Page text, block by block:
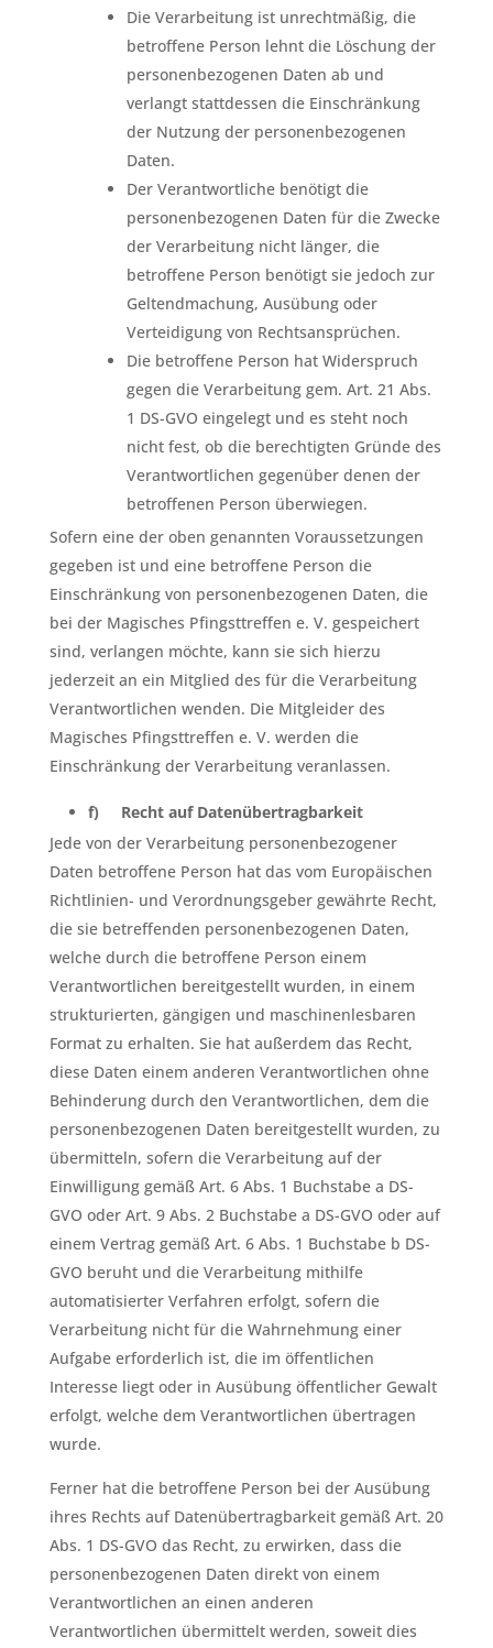
Die Verarbeitung ist unrechtmäßig, die
betroffene Person lehnt die Löschung der
personenbezogenen Daten ab und
verlangt stattdessen die Einschränkung
der Nutzung der personenbezogenen
Daten.
Der Verantwortliche benötigt die
personenbezogenen Daten für die Zwecke
der Verarbeitung nicht länger, die
betroffene Person benötigt sie jedoch zur
Geltendmachung, Ausübung oder
Verteidigung von Rechtsansprüchen.
Die betroffene Person hat Widerspruch
gegen die Verarbeitung gem. Art. 21 Abs.
1 DS-GVO eingelegt und es steht noch
nicht fest, ob die berechtigten Gründe des
Verantwortlichen gegenüber denen der
betroffenen Person überwiegen.
Sofern eine der oben genannten Voraussetzungen
gegeben ist und eine betroffene Person die
Einschränkung von personenbezogenen Daten, die
bei der Magisches Pfingsttreffen e. V. gespeichert
sind, verlangen möchte, kann sie sich hierzu
jederzeit an ein Mitglied des für die Verarbeitung
Verantwortlichen wenden. Die Mitgleider des
Magisches Pfingsttreffen e. V. werden die
Einschränkung der Verarbeitung veranlassen.
f) Recht auf Datenübertragbarkeit
Jede von der Verarbeitung personenbezogener
Daten betroffene Person hat das vom Europäischen
Richtlinien- und Verordnungsgeber gewährte Recht,
die sie betreffenden personenbezogenen Daten,
welche durch die betroffene Person einem
Verantwortlichen bereitgestellt wurden, in einem
strukturierten, gängigen und maschinenlesbaren
Format zu erhalten. Sie hat außerdem das Recht,
diese Daten einem anderen Verantwortlichen ohne
Behinderung durch den Verantwortlichen, dem die
personenbezogenen Daten bereitgestellt wurden, zu
übermitteln, sofern die Verarbeitung auf der
Einwilligung gemäß Art. 6 Abs. 1 Buchstabe a DS-
GVO oder Art. 9 Abs. 2 Buchstabe a DS-GVO oder auf
einem Vertrag gemäß Art. 6 Abs. 1 Buchstabe b DS-
GVO beruht und die Verarbeitung mithilfe
automatisierter Verfahren erfolgt, sofern die
Verarbeitung nicht für die Wahrnehmung einer
Aufgabe erforderlich ist, die im öffentlichen
Interesse liegt oder in Ausübung öffentlicher Gewalt
erfolgt, welche dem Verantwortlichen übertragen
wurde.
Ferner hat die betroffene Person bei der Ausübung
ihres Rechts auf Datenübertragbarkeit gemäß Art. 20
Abs. 1 DS-GVO das Recht, zu erwirken, dass die
personenbezogenen Daten direkt von einem
Verantwortlichen an einen anderen
Verantwortlichen übermittelt werden, soweit dies